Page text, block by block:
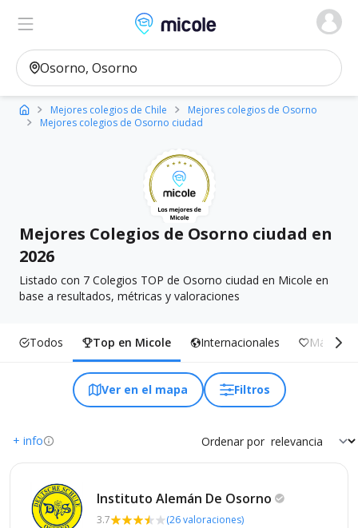
Micole, buscador de colegios
Ver en el mapa
Mejores colegios de Chile
Mejores colegios de Osorno
Mejores colegios de Osorno ciudad
Mejores Colegios de Osorno ciudad en
2026
Listado con 7 Colegios TOP de Osorno ciudad en Micole en
base a resultados, métricas y valoraciones
Todos Top en Micole Internacionales Más
Ver en el mapa Filtros
+ info Ordenar por
Instituto Alemán De Osorno
3.7 (26 valoraciones)